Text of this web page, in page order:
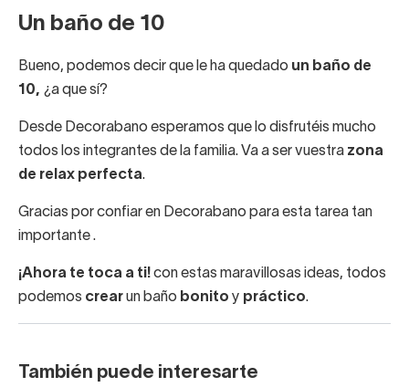
Un baño de 10
Bueno, podemos decir que le ha quedado un baño de
10, ¿a que sí?
Desde Decorabano esperamos que lo disfrutéis mucho
todos los integrantes de la familia. Va a ser vuestra zona
de relax perfecta.
Gracias por confiar en Decorabano para esta tarea tan
importante .
¡Ahora te toca a ti! con estas maravillosas ideas, todos
podemos crear un baño bonito y práctico.
También puede interesarte